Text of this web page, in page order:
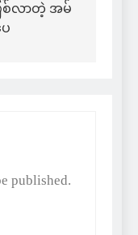
စ်လာတဲ့ အမ်
published.